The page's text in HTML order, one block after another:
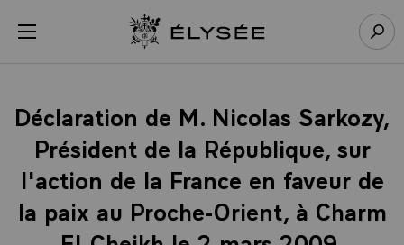
menu Retour à l’accueil Élysée
Déclaration de M. Nicolas Sarkozy,
Président de la République, sur
l'action de la France en faveur de
la paix au Proche-Orient, à Charm
Panneau de gestion des cookies